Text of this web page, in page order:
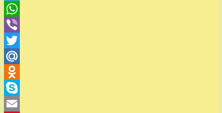
Telegram
WhatsApp
Viber
Twitter
Mail.Ru
Odnoklassniki
Skype